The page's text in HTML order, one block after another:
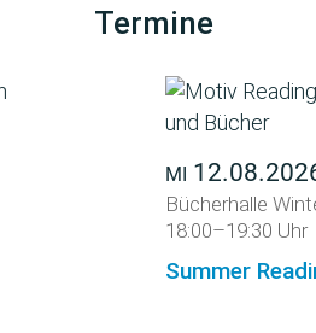
Termine
MI
Bücherhalle
18:00–19:30 Uhr
Summer